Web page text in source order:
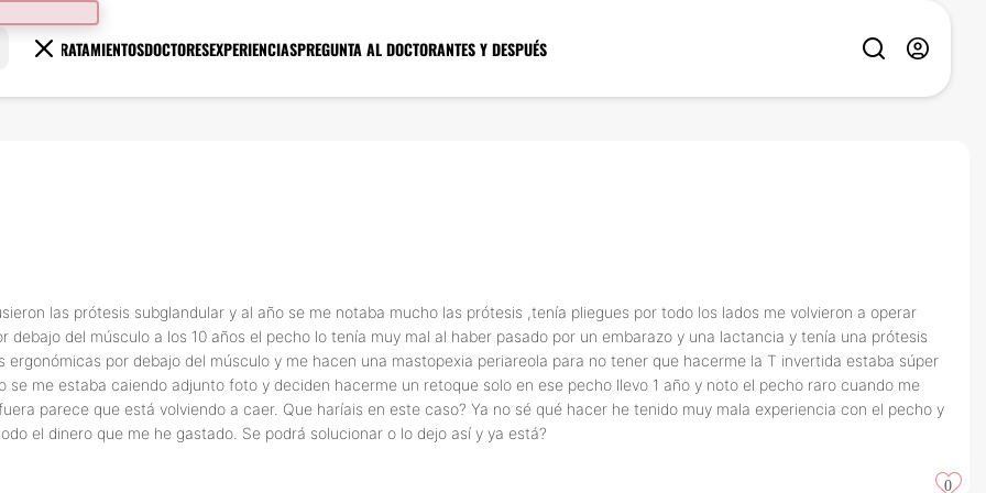
TRATAMIENTOSDOCTORESEXPERIENCIASPREGUNTA AL DOCTORANTES Y DESPUÉS
las prótesis subglandular y al año se me notaba mucho las prótesis ,tenía pliegues por todo los lados me volvieron a operar
del músculo a los 10 años el pecho lo tenía muy mal al haber pasado por un embarazo y una lactancia y tenía una prótesis
por debajo del músculo y me hacen una mastopexia periareola para no tener que hacerme la T invertida estaba súper
me estaba caiendo adjunto foto y deciden hacerme un retoque solo en ese pecho llevo 1 año y noto el pecho raro cuando me
parece que está volviendo a caer. Que haríais en este caso? Ya no sé qué hacer he tenido muy mala experiencia con el pecho y
el dinero que me he gastado. Se podrá solucionar o lo dejo así y ya está?
0